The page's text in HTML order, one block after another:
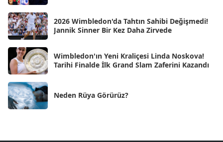
Eyl 2024
Ağu 2024 [10]
Tem 2024
Haz 2024 [30]
Nis 2024 [59]
2026 Wimbledon'da Tahtın Sahibi Değişmedi!
Jannik Sinner Bir Kez Daha Zirvede
Wimbledon'ın Yeni Kraliçesi Linda Noskova!
Tarihi Finalde İlk Grand Slam Zaferini Kazandı
Neden Rüya Görürüz?